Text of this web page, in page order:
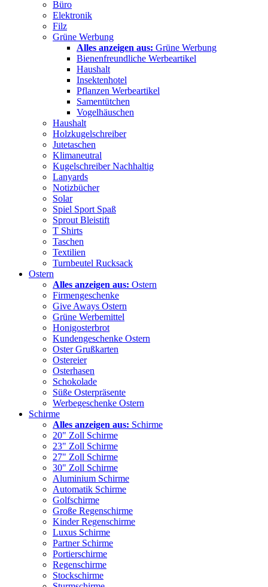
Büro
Elektronik
Filz
Grüne Werbung
Alles anzeigen aus: Grüne Werbung
Bienenfreundliche Werbeartikel
Haushalt
Insektenhotel
Pflanzen Werbeartikel
Samentütchen
Vogelhäuschen
Haushalt
Holzkugelschreiber
Jutetaschen
Klimaneutral
Kugelschreiber Nachhaltig
Lanyards
Notizbücher
Solar
Spiel Sport Spaß
Sprout Bleistift
T Shirts
Taschen
Textilien
Turnbeutel Rucksack
Ostern
Alles anzeigen aus: Ostern
Firmengeschenke
Give Aways Ostern
Grüne Werbemittel
Honigosterbrot
Kundengeschenke Ostern
Oster Grußkarten
Ostereier
Osterhasen
Schokolade
Süße Osterpräsente
Werbegeschenke Ostern
Schirme
Alles anzeigen aus: Schirme
20" Zoll Schirme
23" Zoll Schirme
27" Zoll Schirme
30" Zoll Schirme
Aluminium Schirme
Automatik Schirme
Golfschirme
Große Regenschirme
Kinder Regenschirme
Luxus Schirme
Partner Schirme
Portierschirme
Regenschirme
Stockschirme